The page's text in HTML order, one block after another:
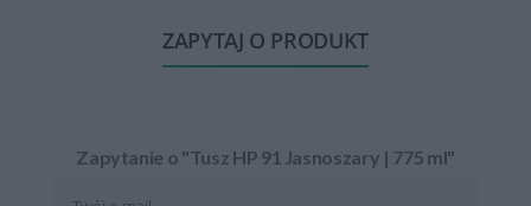
ZAPYTAJ O PRODUKT
Zapytanie o "Tusz HP 91 Jasnoszary | 775 ml"